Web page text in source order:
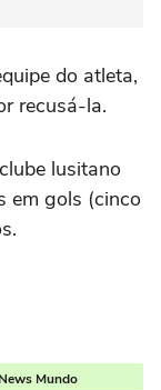
do atleta,
recusá-la.
lusitano
em gols (cinco
Mundo